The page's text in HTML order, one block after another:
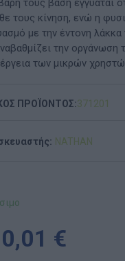
τους βάση εγγυάται
τους κίνηση, ενώ η
με την έντονη λάκκα
την οργάνωση
των μικρών
ΠΡΟΪΟΝΤΟΣ:371201
NATHAN
€